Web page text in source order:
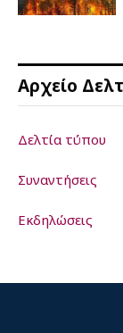
Αρχείο
Δελτία τύπου
Συναντήσεις
Εκδηλώσεις